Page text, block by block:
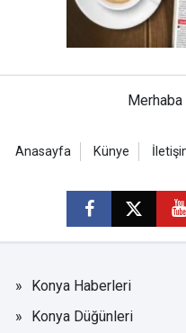
Anasayfa Künye
Konya Haberleri
Konya Düğünleri